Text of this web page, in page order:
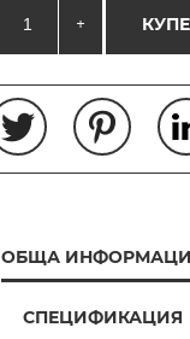
+
ОБЩА
СПЕЦИФИКАЦИЯ